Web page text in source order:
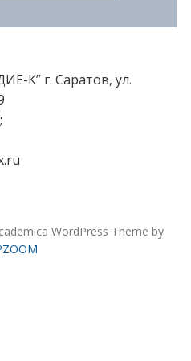
К” г. Саратов, ул.
WordPress Theme by